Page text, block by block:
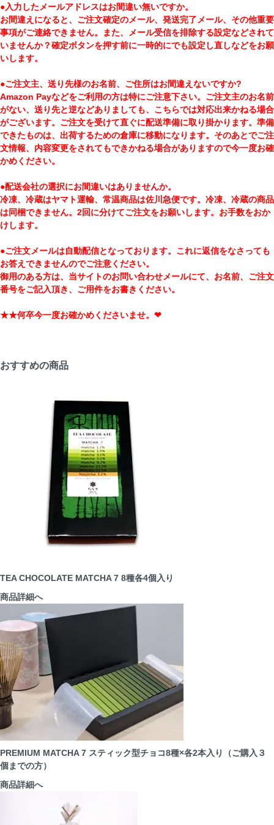
●入力したメールアドレスはお間違い無いですか。
お間違えになると、ご注文確定のメール、発送完了メール、その他重要
事項がご連絡できません。また、メール受信を排除する設定などされて
いませんか？確定ボタンを押す前に一時的にでも設定し直しなどをお願
いします。
●ご注文主、送り先様のお名前、ご住所はお間違えないですか?
Amazon Payなどをご利用の方は特にご注意下さい。ご注文主のお名前
がない、送り先と逆などありましても、こちらでは対応出来かねる場合
がございます。ご注文を受けて直ぐに配送準備に取り掛かります。準備
できたものは、出荷するための倉庫に移動になります。そのあとでご注
文情報、内容変更をされてもできかねる場合がありますので今一度お確
かめください。
●配送会社の選択にお間違いはありませんか。
冷凍、冷蔵はヤマト運輸、常温商品は佐川急便です。冷凍、冷蔵の商品
は同梱できません。2回に分けてご注文をお願いします。お手数をおか
けします。
●ご注文メールは自動配信となっております。これに返信をなさっても
お答えできませんのでご注意ください。
御用のある方は、当サイトのお問い合わせメールにて、お名前、ご注文
番号をご記入頂き、ご用件をお書きください。
★★何卒今一度お確かめくださいませ。❤
おすすめの商品
TEA CHOCOLATE MATCHA 7 8種各4個入り
商品詳細へ
PREMIUM MATCHA 7 スティック型チョコ8種×各2本入り（ご購入３
個までの方）
商品詳細へ